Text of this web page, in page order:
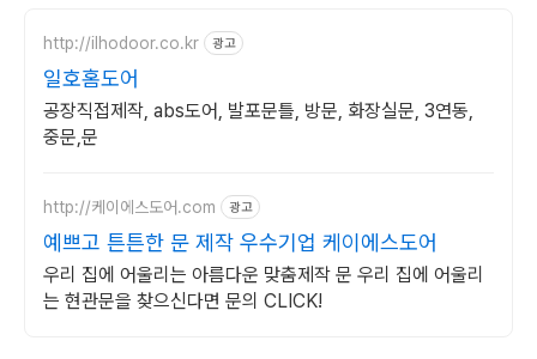
http://ilhodoor.co.kr 광고
일호홈도어
공장직접제작, abs도어, 발포문틀, 방문, 화장실문, 3연동,
중문,문
http://케이에스도어.com 광고
예쁘고 튼튼한 문 제작 우수기업 케이에스도어
우리 집에 어울리는 아름다운 맞춤제작 문 우리 집에 어울리
는 현관문을 찾으신다면 문의 CLICK!